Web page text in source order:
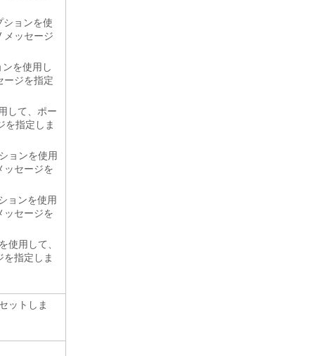
ションを使
メッセージ
ンを使用し
ージを指定
して、ポー
を指定しま
ョンを使用
ッセージを
ョンを使用
ッセージを
使用して、
を指定しま
ットしま